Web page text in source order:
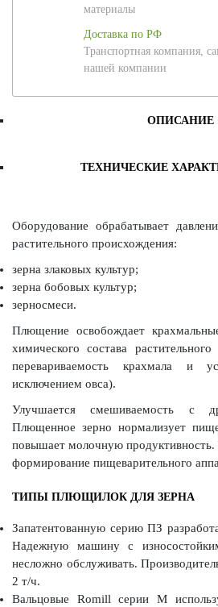
материалы
Доставка по РФ
Транспортная компания,
нашей компании
ОПИСАНИЕ
ТЕХНИЧЕСКИЕ
Оборудование обрабатывает
растительного происхождения:
зерна злаковых культур;
зерна бобовых культур;
зерносмеси.
Плющение освобождает
химического состава
перевариваемость крахмала и
исключением овса).
Улучшается смешиваемость с
Плющенное зерно нормализует
повышает молочную продуктивность.
формирование пищеварительного
ТИПЫ ПЛЮЩИЛОК ДЛЯ ЗЕРНА
Запатентованную серию ПЗ
Надежную машину с
несложно обслуживать.
2 т/ч.
Вальцовые Romill серии М